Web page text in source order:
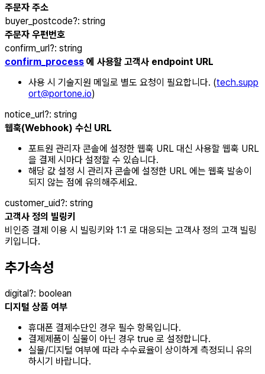
주문자 주소
buyer_postcode?: string
주문자 우편번호
confirm_url?: string
confirm_process 에 사용할 고객사 endpoint URL
사용 시 기술지원 메일로 별도 요청이 필요합니다. (tech.supp
ort@portone.io)
notice_url?: string
웹훅(Webhook) 수신 URL
포트원 관리자 콘솔에 설정한 웹훅 URL 대신 사용할 웹훅 URL
을 결제 시마다 설정할 수 있습니다.
해당 값 설정 시 관리자 콘솔에 설정한 URL 에는 웹훅 발송이
되지 않는 점에 유의해주세요.
customer_uid?: string
고객사 정의 빌링키
비인증 결제 이용 시 빌링키와 1:1 로 대응되는 고객사 정의 고객 빌링
키입니다.
추가속성
digital?: boolean
디지털 상품 여부
휴대폰 결제수단인 경우 필수 항목입니다.
결제제품이 실물이 아닌 경우 true 로 설정합니다.
실물/디지털 여부에 따라 수수료율이 상이하게 측정되니 유의
하시기 바랍니다.